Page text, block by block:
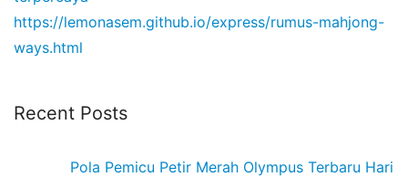
https://lemonasem.github.io/express/rumus-mahjong-
ways.html
Recent Posts
Pola Pemicu Petir Merah Olympus Terbaru Hari